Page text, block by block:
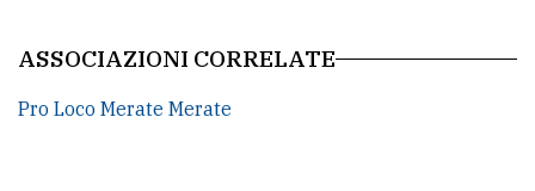
ASSOCIAZIONI CORRELATE
Pro Loco Merate Merate